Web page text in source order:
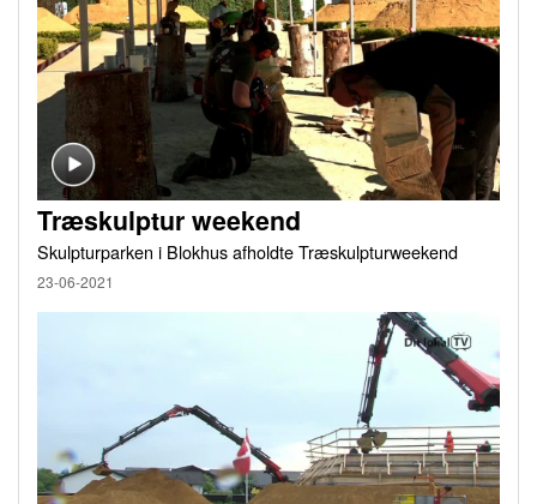
Træskulptur weekend
Skulpturparken i Blokhus afholdte Træskulpturweekend
23-06-2021